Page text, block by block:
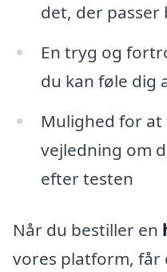
det, der passer
En tryg og
du kan føle dig
Mulighed for
vejledning om
efter testen
Når du bestiller en
vores platform, får